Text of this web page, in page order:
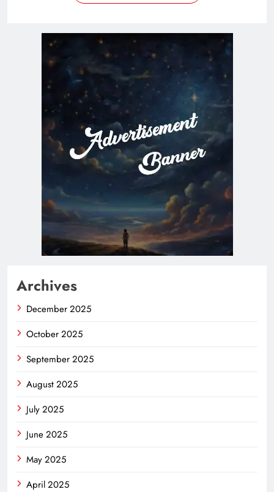
Archives
December 2025
October 2025
September 2025
August 2025
July 2025
June 2025
May 2025
April 2025